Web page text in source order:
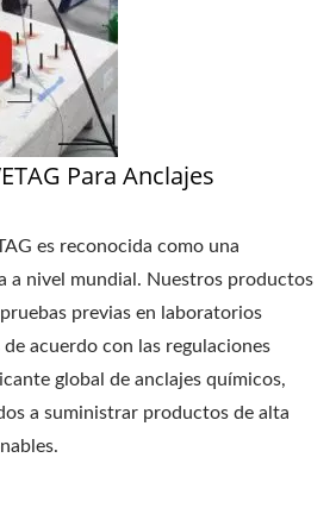
Para Anclajes
es reconocida como una
a nivel mundial. Nuestros productos
previas en laboratorios
acuerdo con las regulaciones
global de anclajes químicos,
a suministrar productos de alta